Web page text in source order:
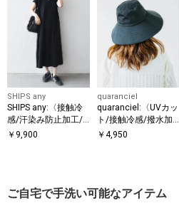
SHIPS any
SHIPS any:〈接触冷
感/汗染み防止加工/
洗濯機可能〉スキッ
￥ 9,900
quaranciel
quaranciel:〈UVカッ
ト/接触冷感/撥水加
工/手洗い可能〉ワイ
￥4,950
ご自宅で手洗い可能なアイテム